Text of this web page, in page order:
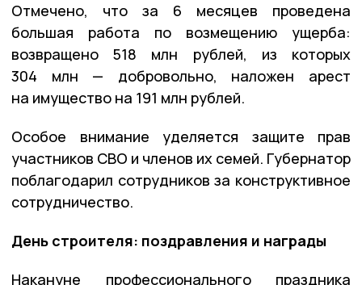
Отмечено, что за 6 месяцев проведена
большая работа по возмещению ущерба:
возвращено 518 млн рублей, из которых
304 млн — добровольно, наложен арест
на имущество на 191 млн рублей.
Особое внимание уделяется защите прав
участников СВО и членов их семей. Губернатор
поблагодарил сотрудников за конструктивное
сотрудничество.
День строителя: поздравления и награды
Накануне профессионального праздника